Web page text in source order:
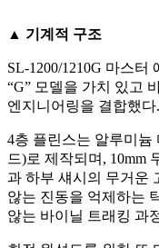
▲ 기계적 구조
SL-1200/1210G 마스
“G” 모델을 가치 있고
엔지니어링을 결합했다.
4층 플린스는 알루미늄
드)로 제작되며, 10mm
과 하부 섀시의 무거운
않는 진동을 억제하는
않는 바이닐 트래킹 과